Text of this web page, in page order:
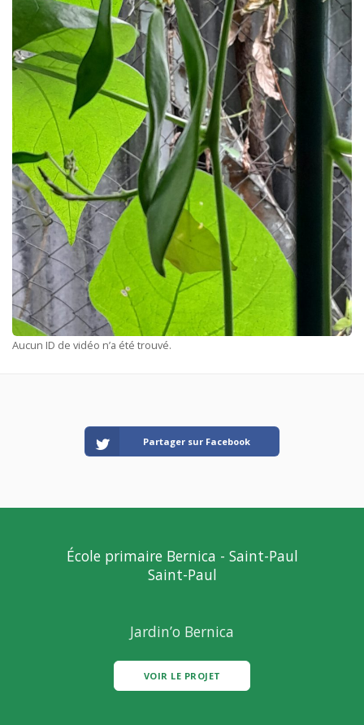
Aucun ID de vidéo n’a été trouvé.
Partager sur Facebook
École primaire Bernica - Saint-Paul
Saint-Paul
Jardin’o Bernica
VOIR LE PROJET